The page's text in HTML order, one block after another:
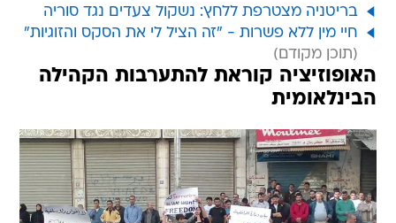
בריטניה מצטרפת ללחץ: נשקול צעדים נגד סוריה
חיי מין ללא פשרות - "זה הציל לי את הסקס והזוגיות"
האופוזיציה קוראת להתערבות הקהילה
הבינלאומית